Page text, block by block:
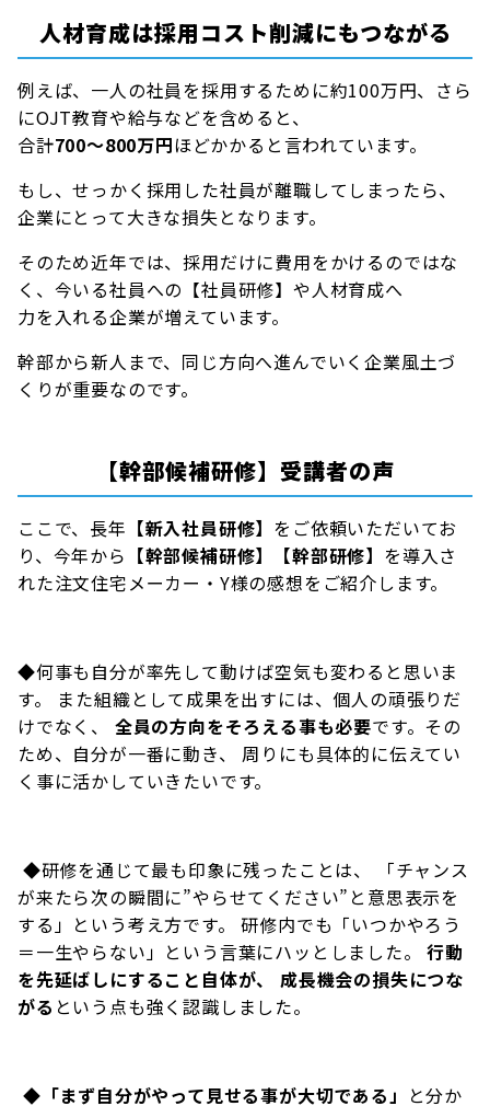
人材育成は採用コスト削減にもつながる
例えば、一人の社員を採用するために約100万円、さら
にOJT教育や給与などを含めると、
合計700～800万円ほどかかると言われています。
もし、せっかく採用した社員が離職してしまったら、
企業にとって大きな損失となります。
そのため近年では、採用だけに費用をかけるのではな
く、今いる社員への【社員研修】や人材育成へ
力を入れる企業が増えています。
幹部から新人まで、同じ方向へ進んでいく企業風土づ
くりが重要なのです。
【幹部候補研修】受講者の声
ここで、長年 【新入社員研修】 をご依頼いただいてお
り、今年から 【幹部候補研修】【幹部研修】 を導入さ
れた注文住宅メーカー・Y様の感想をご紹介します。
◆何事も自分が率先して動けば空気も変わると思いま
す。 また組織として成果を出すには、個人の頑張りだ
けでなく、
全員の方向をそろえる事も必要です。その
ため、自分が一番に動き、 周りにも具体的に伝えてい
く事に活かしていきたいです。
◆研修を通じて最も印象に残ったことは、 「チャンス
が来たら次の瞬間に”やらせてください”と意思表示を
する」という考え方です。 研修内でも「いつかやろう
＝一生やらない」という言葉にハッとしました。行動
を先延ばしにすること自体が、 成長機会の損失につな
がる という点も強く認識しました。
◆ 「まず自分がやって見せる事が大切である」 と分か